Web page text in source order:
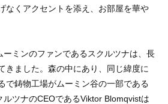
なくアクセントを添え、お部屋を華や
ーミンのファンであるスクルツナは、長
きました。森の中にあり、同じ緯度に
で鋳物工場がムーミン谷の一部である
ツナのCEOであるViktor Blomqvistは